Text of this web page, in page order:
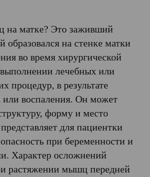
на матке? Это заживший
образовался на стенке матки
во время хирургической
лечебных или
процедур, в результате
воспаления. Он может
форму и место
для пациентки
при беременности и
Характер осложнений
растяжении мышц передней